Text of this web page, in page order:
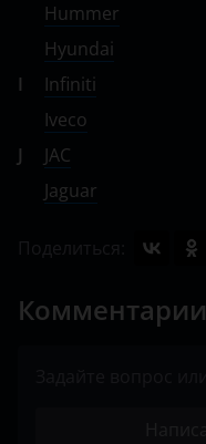
Hummer
Hyundai
I
Infiniti
Iveco
J
JAC
Jaguar
Комментарии